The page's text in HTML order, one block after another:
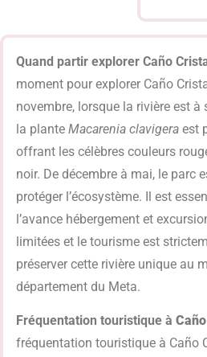
Quand partir explorer Caño
moment pour explorer Caño
novembre, lorsque la rivière est
la plante Macarenia clavigera est
offrant les célèbres couleurs
noir. De décembre à mai, le parc
protéger l’écosystème. Il est
l’avance hébergement et
limitées et le tourisme est
préserver cette rivière unique au
département du Meta.
Fréquentation touristique à
fréquentation touristique à Caño